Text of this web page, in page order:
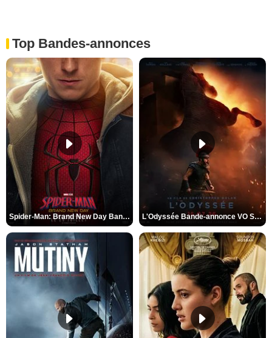
Top Bandes-annonces
Spider-Man: Brand New Day Bande-annonce VO STFR L'Odyssée Bande-annonce VO STFR